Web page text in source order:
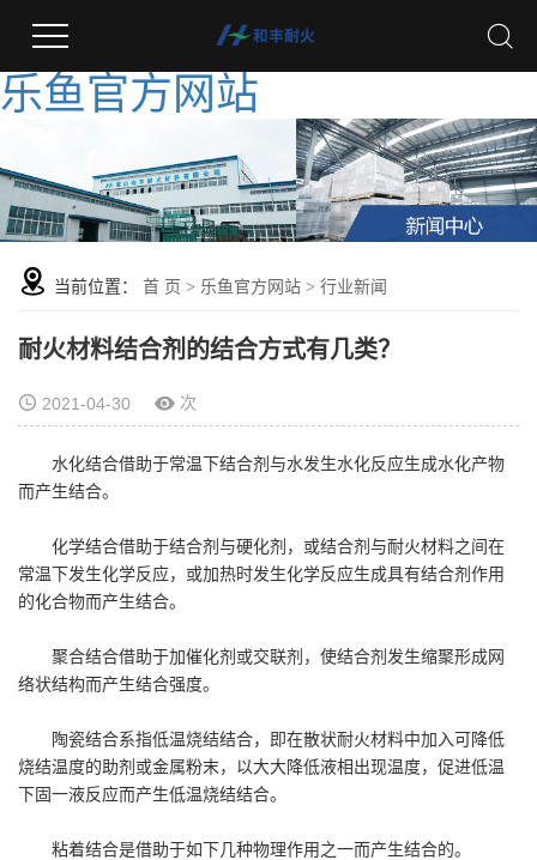
乐鱼官方网站
当前位置： 首 页 > 乐鱼官方网站 > 行业新闻
耐火材料结合剂的结合方式有几类？
2021-04-30 次
水化结合借助于常温下结合剂与水发生水化反应生成水化产物
而产生结合。
化学结合借助于结合剂与硬化剂，或结合剂与耐火材料之间在
常温下发生化学反应，或加热时发生化学反应生成具有结合剂作用
的化合物而产生结合。
聚合结合借助于加催化剂或交联剂，使结合剂发生缩聚形成网
络状结构而产生结合强度。
陶瓷结合系指低温烧结结合，即在散状耐火材料中加入可降低
烧结温度的助剂或金属粉末，以大大降低液相出现温度，促进低温
下固一液反应而产生低温烧结结合。
粘着结合是借助于如下几种物理作用之一而产生结合的。